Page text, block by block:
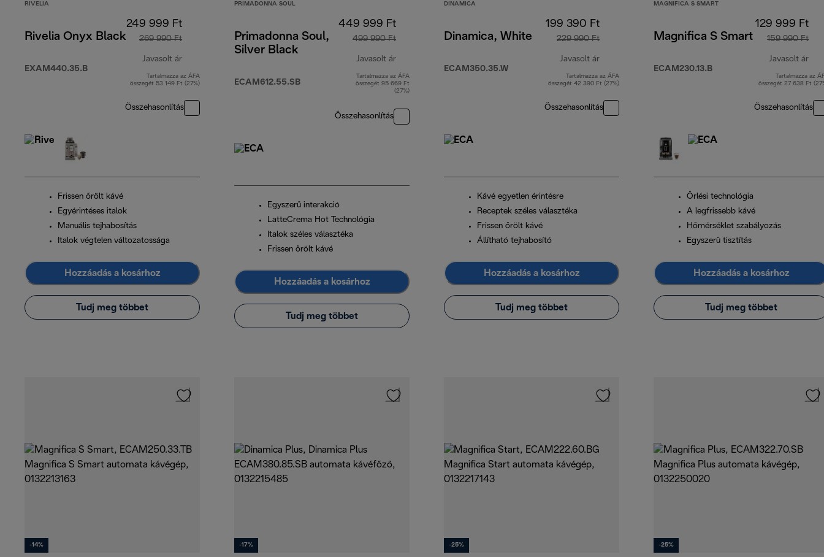
RIVELIA
Rivelia Onyx Black
EXAM440.35.B
249 999 Ft
269 990 Ft
Javasolt ár
eredeti ár 269 990 Ft
Tartalmazza az ÁFA
összegét 53 149 Ft (27%)
Összehasonlítás
Frissen őrölt kávé
Egyérintéses italok
Manuális tejhabosítás
Italok végtelen változatossága
Hozzáadás a kosárhoz
Tudj meg többet
PRIMADONNA SOUL
Primadonna Soul,
Silver Black
ECAM612.55.SB
449 999 Ft
499 990 Ft
Javasolt ár
eredeti ár 499 990 Ft
Tartalmazza az ÁFA
összegét 95 669 Ft
(27%)
Összehasonlítás
Egyszerű interakció
LatteCrema Hot Technológia
Italok széles választéka
Frissen őrölt kávé
Hozzáadás a kosárhoz
Tudj meg többet
DINAMICA
Dinamica, White
ECAM350.35.W
199 390 Ft
229 990 Ft
Javasolt ár
eredeti ár 229 990 Ft
Tartalmazza az ÁFA
összegét 42 390 Ft (27%)
Összehasonlítás
Kávé egyetlen érintésre
Receptek széles választéka
Frissen őrölt kávé
Állítható tejhabosító
Hozzáadás a kosárhoz
Tudj meg többet
MAGNIFICA S SMART
Magnifica S Smart
ECAM230.13.B
129 999 Ft
159 990 Ft
Javasolt ár
Tartalmazza az
összegét 27 638 Ft
Összehasonlítás
Őrlési technológia
A legfrissebb kávé
Hőmérséklet szabályozás
Egyszerű tisztítás
Hozzáadás a kosárhoz
Tudj meg többet
-14% -17% -25% -25%